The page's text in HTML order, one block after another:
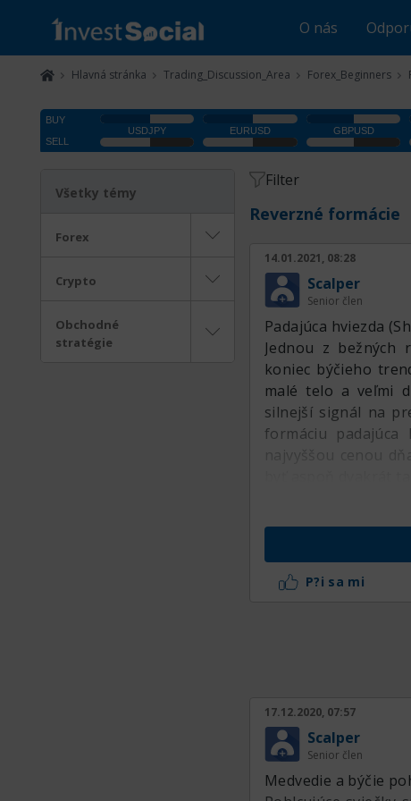
O nás
Hlavná stránka Trading_Discussion_Area Forex_Beginners
Všetky témy
Forex
Crypto
Obchodné
stratégie
Filter
Reverzné formácie
14.01.2021, 08:28
Scalper
Senior člen
Padajúca hviezda
Jednou z bežných
koniec býčieho
malé telo a veľmi
silnejší signál na
formáciu
najvyššou cenou
P?i sa mi
17.12.2020, 07:57
Scalper
Senior člen
Medvedie a býčie